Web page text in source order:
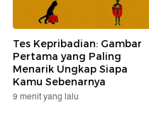
Tes Kepribadian: Gambar
Pertama yang Paling
Menarik Ungkap Siapa
Kamu Sebenarnya
9 menit yang lalu